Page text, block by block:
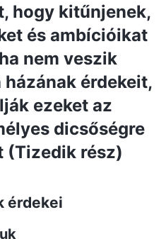
hogy kitűnjenek,
és ambícióikat
nem veszik
érdekeit,
ezeket az
dicsőségre
(Tizedik rész)
érdekei